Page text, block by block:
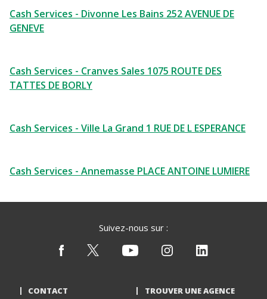
Cash Services - Divonne Les Bains 252 AVENUE DE
GENEVE
Cash Services - Cranves Sales 1075 ROUTE DES
TATTES DE BORLY
Cash Services - Ville La Grand 1 RUE DE L ESPERANCE
Cash Services - Annemasse PLACE ANTOINE LUMIERE
Suivez-nous sur :
CONTACT TROUVER UNE AGENCE